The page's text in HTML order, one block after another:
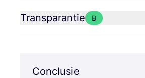
Transparantie B
Conclusie